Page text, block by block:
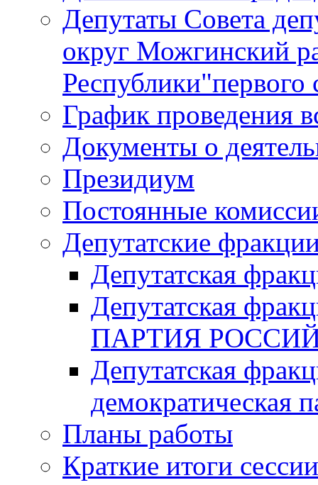
Депутаты Совета
округ Можгинский
Республики"первого
График проведения
Документы о
Президиум
Постоянные
Депутатские
Депутатская
Депутатская
ПАРТИЯ
Депутатская
демократическая
Планы работы
Краткие итоги сессии